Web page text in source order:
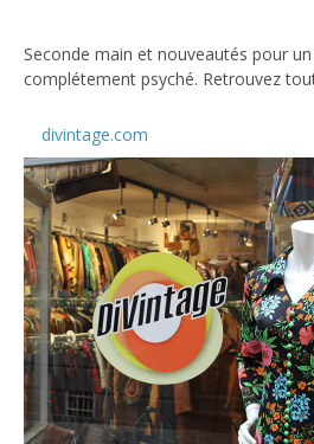
Seconde main et nouveautés pour
complétement psyché. Retrouvez
divintage.com